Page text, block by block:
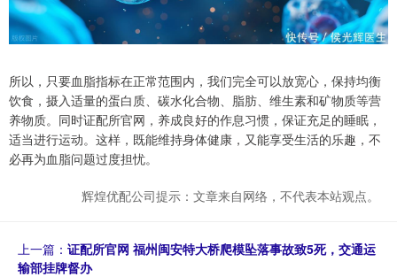
所以，只要血脂指标在正常范围内，我们完全可以放宽心，保持均衡
饮食，摄入适量的蛋白质、碳水化合物、脂肪、维生素和矿物质等营
养物质。同时证配所官网，养成良好的作息习惯，保证充足的睡眠，
适当进行运动。这样，既能维持身体健康，又能享受生活的乐趣，不
必再为血脂问题过度担忧。
辉煌优配公司提示：文章来自网络，不代表本站观点。
上一篇： 证配所官网 福州闽安特大桥爬模坠落事故致5死，交通运
输部挂牌督办